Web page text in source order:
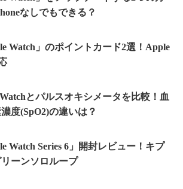
なしでもできる？
Watch」のポイントカード2選！Apple
とパルスオキシメータを比較！血
度(SpO2)の違いは？
Watch Series 6」開封レビュー！キプ
リーンソロループ